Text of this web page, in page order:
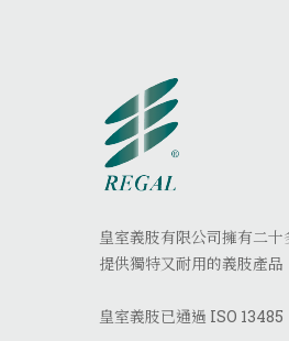
皇室義肢有限公司擁有二
提供獨特又耐用的義肢產品
皇室義肢已通過 ISO 13485